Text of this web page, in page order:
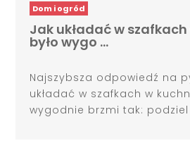
Dom i ogród
Jak układać w
było wygo …
Najszybsza odpowiedź na
układać w szafkach w
wygodnie brzmi tak: